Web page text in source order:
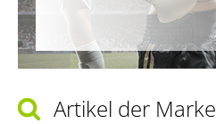
Artikel der Marke